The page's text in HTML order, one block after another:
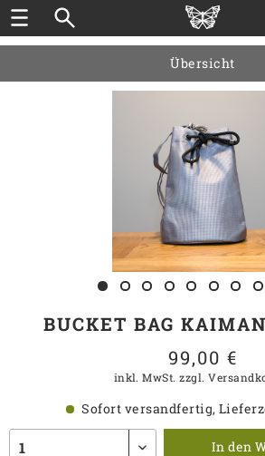
Übersicht
BUCKET BAG
99,00 €
inkl. MwSt.zzgl.
Sofort versandfertig,
In den